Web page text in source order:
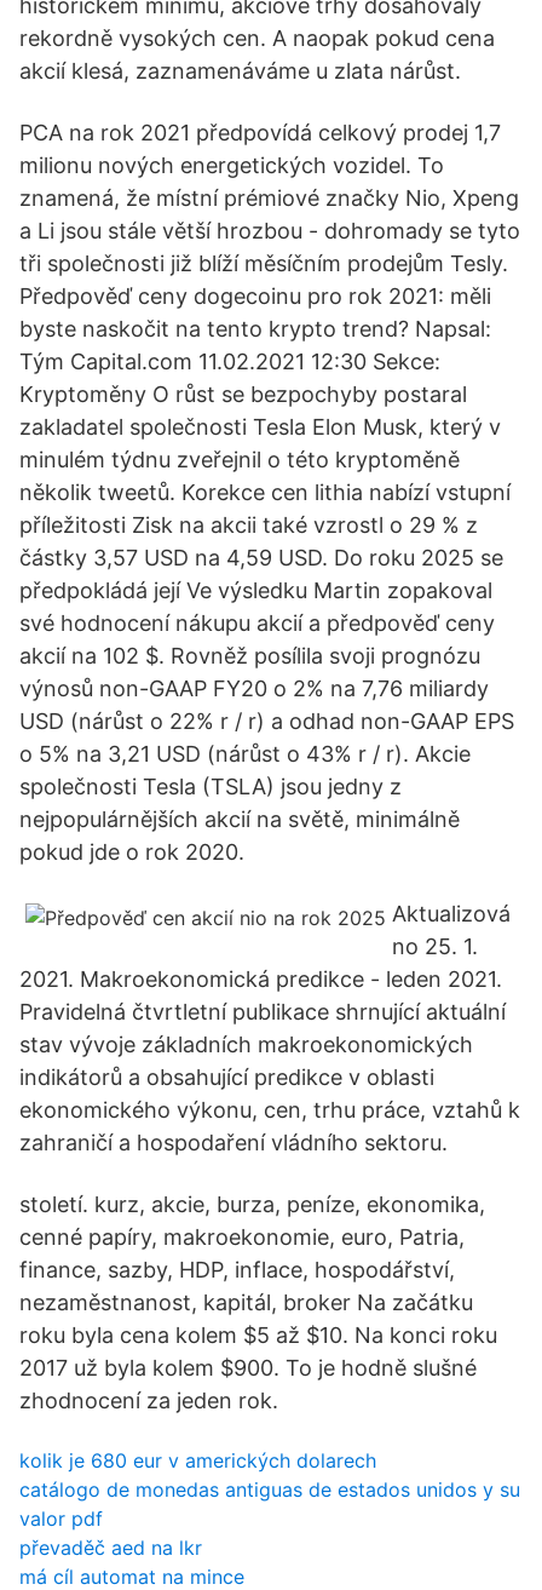
historickém minimu, akciové trhy dosahovaly
rekordně vysokých cen. A naopak pokud cena
akcií klesá, zaznamenáváme u zlata nárůst.
PCA na rok 2021 předpovídá celkový prodej 1,7
milionu nových energetických vozidel. To
znamená, že místní prémiové značky Nio, Xpeng
a Li jsou stále větší hrozbou - dohromady se tyto
tři společnosti již blíží měsíčním prodejům Tesly.
Předpověď ceny dogecoinu pro rok 2021: měli
byste naskočit na tento krypto trend? Napsal:
Tým Capital.com 11.02.2021 12:30 Sekce:
Kryptoměny O růst se bezpochyby postaral
zakladatel společnosti Tesla Elon Musk, který v
minulém týdnu zveřejnil o této kryptoměně
několik tweetů. Korekce cen lithia nabízí vstupní
příležitosti Zisk na akcii také vzrostl o 29 % z
částky 3,57 USD na 4,59 USD. Do roku 2025 se
předpokládá její Ve výsledku Martin zopakoval
své hodnocení nákupu akcií a předpověď ceny
akcií na 102 $. Rovněž posílila svoji prognózu
výnosů non-GAAP FY20 o 2% na 7,76 miliardy
USD (nárůst o 22% r / r) a odhad non-GAAP EPS
o 5% na 3,21 USD (nárůst o 43% r / r). Akcie
společnosti Tesla (TSLA) jsou jedny z
nejpopulárnějších akcií na světě, minimálně
pokud jde o rok 2020.
Aktualizová
no 25. 1.
2021. Makroekonomická predikce - leden 2021.
Pravidelná čtvrtletní publikace shrnující aktuální
stav vývoje základních makroekonomických
indikátorů a obsahující predikce v oblasti
ekonomického výkonu, cen, trhu práce, vztahů k
zahraničí a hospodaření vládního sektoru.
století. kurz, akcie, burza, peníze, ekonomika,
cenné papíry, makroekonomie, euro, Patria,
finance, sazby, HDP, inflace, hospodářství,
nezaměstnanost, kapitál, broker Na začátku
roku byla cena kolem $5 až $10. Na konci roku
2017 už byla kolem $900. To je hodně slušné
zhodnocení za jeden rok.
kolik je 680 eur v amerických dolarech
catálogo de monedas antiguas de estados unidos y su
valor pdf
převaděč aed na lkr
má cíl automat na mince